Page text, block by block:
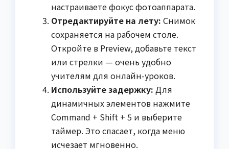
настраиваете фокус фотоаппарата.
Отредактируйте на лету: Снимок
сохраняется на рабочем столе.
Откройте в Preview, добавьте текст
или стрелки — очень удобно
учителям для онлайн-уроков.
Используйте задержку: Для
динамичных элементов нажмите
Command + Shift + 5 и выберите
таймер. Это спасает, когда меню
исчезает мгновенно.